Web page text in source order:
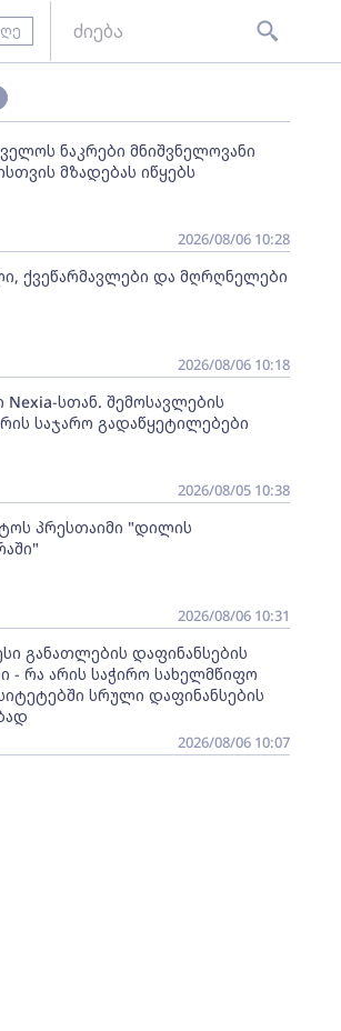
ნაკრები მნიშვნელოვანი
მზადებას იწყებს
2026/08/06 10:28
ქვეწარმავლები და მღრღნელები
2026/08/06 10:18
Nexia-სთან. შემოსავლების
საჯარო გადაწყეტილებები
2026/08/05 10:38
პრესთაიმი "დილის
2026/08/06 10:31
განათლების დაფინანსების
- რა არის საჭირო სახელმწიფო
სრული დაფინანსების
2026/08/06 10:07